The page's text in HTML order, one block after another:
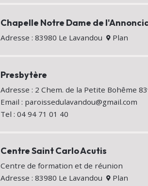
Chapelle Notre Dame de
Adresse : 83980 Le Lavandou Plan
Presbytère
Adresse : 2 Chem. de la Petite Bohême
Email : paroissedulavandou@gmail.com
Tel : 04 94 71 01 40
Centre Saint Carlo Acutis
Centre de formation et de réunion
Adresse : 83980 Le Lavandou
Plan